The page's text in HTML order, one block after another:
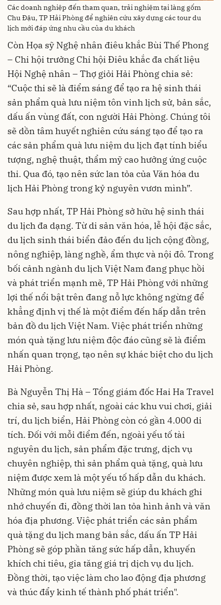
Các doanh nghiệp đến tham quan, trải nghiệm tại làng gốm
Chu Đậu, TP Hải Phòng để nghiên cứu xây dựng các tour du
lịch mới đáp ứng nhu cầu của du khách
Còn Họa sỹ Nghệ nhân điêu khắc Bùi Thế Phong
– Chi hội trưởng Chi hội Điêu khắc đa chất liệu
Hội Nghệ nhân – Thợ giỏi Hải Phòng chia sẻ:
“Cuộc thi sẽ là điểm sáng để tạo ra hệ sinh thái
sản phẩm quà lưu niệm tôn vinh lịch sử, bản sắc,
dấu ấn vùng đất, con người Hải Phòng. Chúng tôi
sẽ dồn tâm huyết nghiên cứu sáng tạo để tạo ra
các sản phẩm quà lưu niệm du lịch đạt tính biểu
tượng, nghệ thuật, thẩm mỹ cao hưởng ứng cuộc
thi. Qua đó, tạo nên sức lan tỏa của Văn hóa du
lịch Hải Phòng trong kỷ nguyên vươn mình”.
Sau hợp nhất, TP Hải Phòng sở hữu hệ sinh thái
du lịch đa dạng. Từ di sản văn hóa, lễ hội đặc sắc,
du lịch sinh thái biển đảo đến du lịch cộng đồng,
nông nghiệp, làng nghề, ẩm thực và nội đô. Trong
bối cảnh ngành du lịch Việt Nam đang phục hồi
và phát triển mạnh mẽ, TP Hải Phòng với những
lợi thế nổi bật trên đang nỗ lực không ngừng để
khẳng định vị thế là một điểm đến hấp dẫn trên
bản đồ du lịch Việt Nam. Việc phát triển những
món quà tặng lưu niệm độc đáo cũng sẽ là điểm
nhấn quan trọng, tạo nên sự khác biệt cho du lịch
Hải Phòng.
Bà Nguyễn Thị Hà – Tổng giám đốc Hai Ha Travel
chia sẻ, sau hợp nhất, ngoài các khu vui chơi, giải
trí, du lịch biển, Hải Phòng còn có gần 4.000 di
tích. Đối với mỗi điểm đến, ngoài yếu tố tài
nguyên du lịch, sản phẩm đặc trưng, dịch vụ
chuyên nghiệp, thì sản phẩm quà tặng, quà lưu
niệm được xem là một yếu tố hấp dẫn du khách.
Những món quà lưu niệm sẽ giúp du khách ghi
nhớ chuyến đi, đồng thời lan tỏa hình ảnh và văn
hóa địa phương. Việc phát triển các sản phẩm
quà tặng du lịch mang bản sắc, dấu ấn TP Hải
Phòng sẽ góp phần tăng sức hấp dẫn, khuyến
khích chi tiêu, gia tăng giá trị dịch vụ du lịch.
Đồng thời, tạo việc làm cho lao động địa phương
và thúc đẩy kinh tế thành phố phát triển".